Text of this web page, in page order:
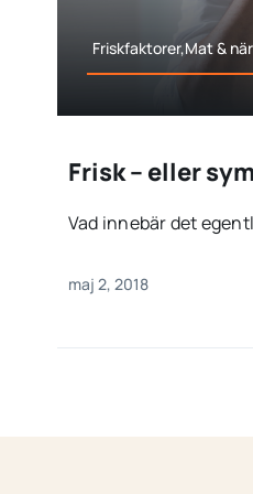
Friskfaktorer,Mat &
Frisk – eller
Vad innebär det
maj 2, 2018